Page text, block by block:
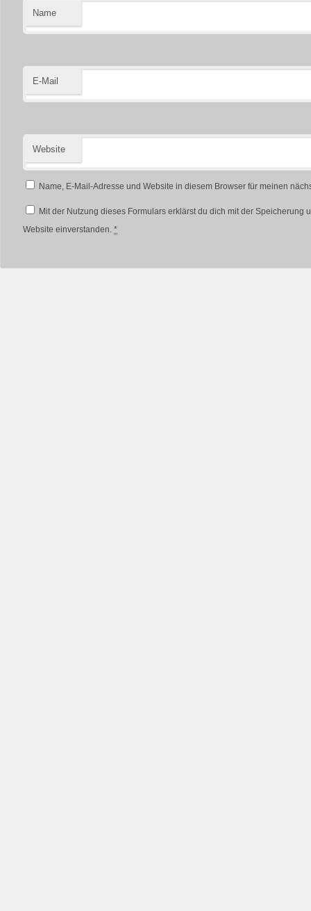
Name
E-Mail
Website
Name, E-Mail-Adresse und Website in diesem Browser für meinen
Mit der Nutzung dieses Formulars erklärst du dich mit der Speicherung
Website einverstanden. *